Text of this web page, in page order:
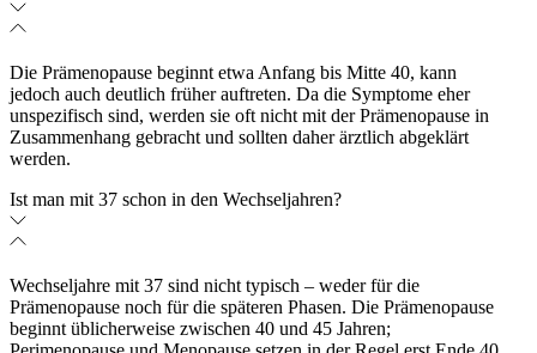
Die Prämenopause beginnt etwa Anfang bis Mitte 40, kann
jedoch auch deutlich früher auftreten. Da die Symptome eher
unspezifisch sind, werden sie oft nicht mit der Prämenopause in
Zusammenhang gebracht und sollten daher ärztlich abgeklärt
werden.
Ist man mit 37 schon in den Wechseljahren?
Wechseljahre mit 37 sind nicht typisch – weder für die
Prämenopause noch für die späteren Phasen. Die Prämenopause
beginnt üblicherweise zwischen 40 und 45 Jahren;